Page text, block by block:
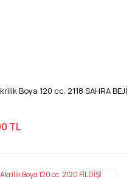
Boya 120 cc. 2118 SAHRA BEJİ
TL